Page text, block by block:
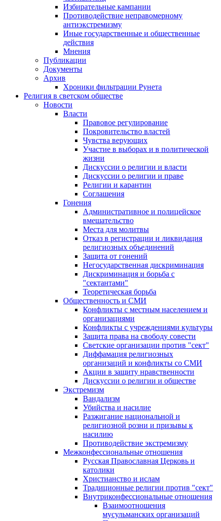
Избирательные кампании
Противодействие неправомерному
антиэкстремизму
Иные государственные и общественные
действия
Мнения
Публикации
Документы
Архив
Хроники фильтрации Рунета
Религия в светском обществе
Новости
Власти
Правовое регулирование
Покровительство властей
Чувства верующих
Участие в выборах и в политической
жизни
Дискуссии о религии и власти
Дискуссии о религии и праве
Религии и карантин
Соглашения
Гонения
Административное и полицейское
вмешательство
Места для молитвы
Отказ в регистрации и ликвидация
религиозных объединений
Защита от гонений
Негосударственная дискриминация
Дискриминация и борьба с
"сектантами"
Теоретическая борьба
Общественность и СМИ
Конфликты с местным населением и
организациями
Конфликты с учреждениями культуры
Защита права на свободу совести
Светские организации против "сект"
Диффамация религиозных
организаций и конфликты со СМИ
Акции в защиту нравственности
Дискуссии о религии и обществе
Экстремизм
Вандализм
Убийства и насилие
Разжигание национальной и
религиозной розни и призывы к
насилию
Противодействие экстремизму
Межконфессиональные отношения
Русская Православная Церковь и
католики
Христианство и ислам
Традиционные религии против "сект"
Внутриконфессиональные отношения
Взаимоотношения
мусульманских организаций